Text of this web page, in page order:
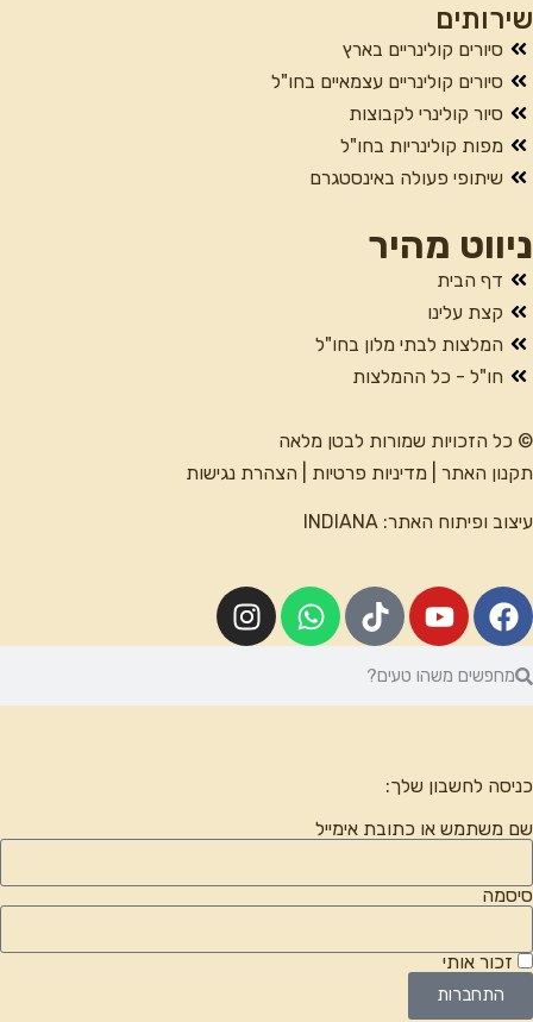
שירותים
סיורים קולינריים בארץ
סיורים קולינריים עצמאיים בחו"ל
סיור קולינרי לקבוצות
מפות קולינריות בחו"ל
שיתופי פעולה באינסטגרם
ניווט מהיר
דף הבית
קצת עלינו
המלצות לבתי מלון בחו"ל
חו"ל - כל ההמלצות
© כל הזכויות שמורות לבטן מלאה
תקנון האתר
מדיניות פרטיות הצהרת נגישות
עיצוב ופיתוח האתר: INDIANA
כניסה לחשבון שלך:
שם משתמש או כתובת אימייל
סיסמה
זכור אותי
התחברות